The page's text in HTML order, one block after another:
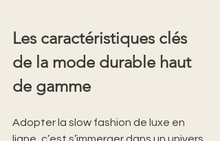
Les caractéristiques clés
de la mode durable haut
de gamme
Adopter la slow fashion de luxe en